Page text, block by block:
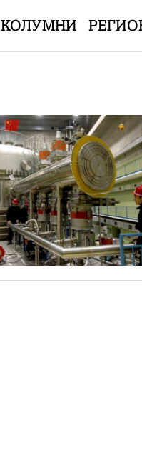
КОЛУМНИ